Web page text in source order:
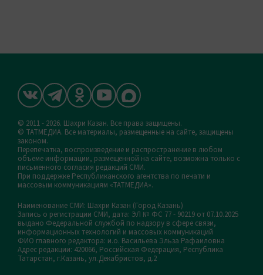
© 2011 - 2026. Шахри Казан. Все права защищены.
© ТАТМЕДИА. Все материалы, размещенные на сайте, защищены
законом.
Перепечатка, воспроизведение и распространение в любом
объеме информации, размещенной на сайте, возможна только с
письменного согласия редакций СМИ.
При поддержке Республиканского агентства по печати и
массовым коммуникациям «ТАТМЕДИА».
Наименование СМИ: Шахри Казан (Город Казань)
Запись о регистрации СМИ, дата: ЭЛ № ФС 77 - 90219 от 07.10.2025
выдано Федеральной службой по надзору в сфере связи,
информационных технологий и массовых коммуникаций
ФИО главного редактора: и.о. Васильева Эльза Рафаиловна
Адрес редакции: 420066, Российская Федерация, Республика
Татарстан, г.Казань, ул.Декабристов, д.2